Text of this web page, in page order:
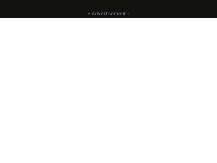
- Advertisement -